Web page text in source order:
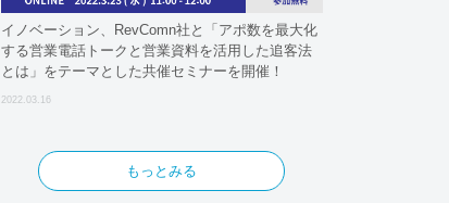
イノベーション、RevComn社と「アポ数を最大化
する営業電話トークと営業資料を活用した追客法
とは」をテーマとした共催セミナーを開催！
2022.03.16
もっとみる